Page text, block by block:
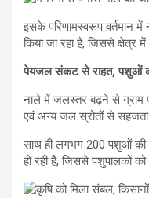
इसके परिणामस्वरूप वर्तमान
किया जा रहा है, जिससे
पेयजल संकट से राहत, पशुओं
नाले में जलस्तर बढ़ने से ग्राम
एवं अन्य जल स्रोतों से
साथ ही लगभग 200 पशुओं की
हो रही है, जिससे पशुपालकों को